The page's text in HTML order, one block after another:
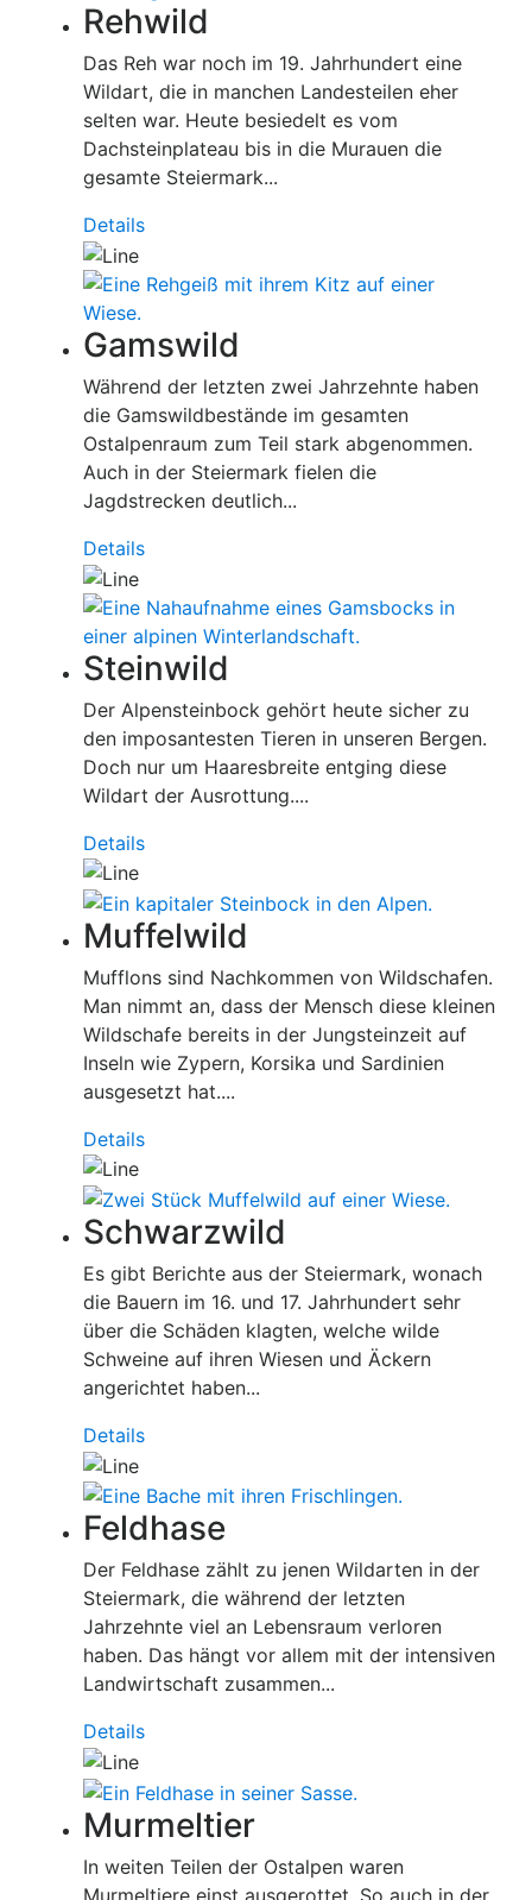
Rehwild
Das Reh war noch im 19. Jahrhundert eine
Wildart, die in manchen Landesteilen eher
selten war. Heute besiedelt es vom
Dachsteinplateau bis in die Murauen die
gesamte Steiermark...
Details
Gamswild
Während der letzten zwei Jahrzehnte haben
die Gamswildbestände im gesamten
Ostalpenraum zum Teil stark abgenommen.
Auch in der Steiermark fielen die
Jagdstrecken deutlich...
Details
Steinwild
Der Alpensteinbock gehört heute sicher zu
den imposantesten Tieren in unseren Bergen.
Doch nur um Haaresbreite entging diese
Wildart der Ausrottung....
Details
Muffelwild
Mufflons sind Nachkommen von Wildschafen.
Man nimmt an, dass der Mensch diese kleinen
Wildschafe bereits in der Jungsteinzeit auf
Inseln wie Zypern, Korsika und Sardinien
ausgesetzt hat....
Details
Schwarzwild
Es gibt Berichte aus der Steiermark, wonach
die Bauern im 16. und 17. Jahrhundert sehr
über die Schäden klagten, welche wilde
Schweine auf ihren Wiesen und Äckern
angerichtet haben...
Details
Feldhase
Der Feldhase zählt zu jenen Wildarten in der
Steiermark, die während der letzten
Jahrzehnte viel an Lebensraum verloren
haben. Das hängt vor allem mit der intensiven
Landwirtschaft zusammen...
Details
Murmeltier
In weiten Teilen der Ostalpen waren
Murmeltiere einst ausgerottet. So auch in der